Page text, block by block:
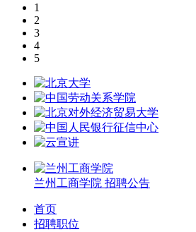
1
2
3
4
5
兰州工商学院 招聘公告
首页
招聘职位